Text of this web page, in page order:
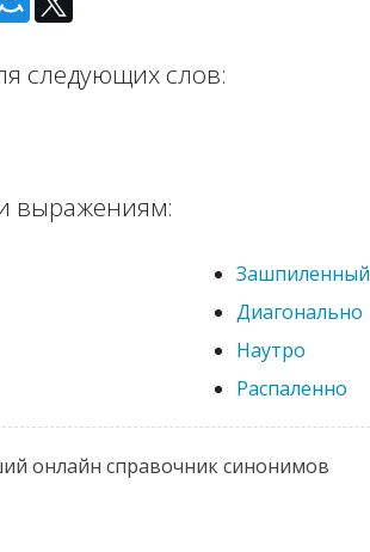
следующих слов:
выражениям:
Зашпиленный
Диагонально
Наутро
Распаленно
онлайн справочник синонимов